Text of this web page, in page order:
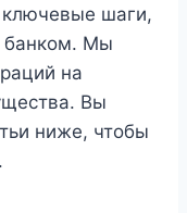
ключевые шаги,
банком. Мы
на
Вы
ниже, чтобы